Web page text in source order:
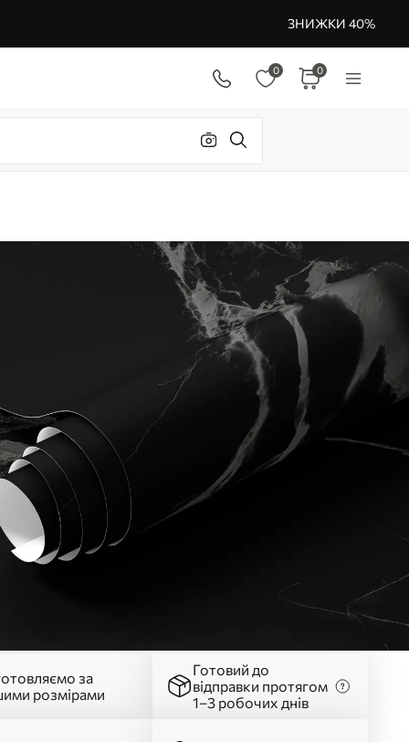
ЗНИЖКИ 40%
0 0
за
розмірами
Готовий до
відправки протягом
1–3 робочих днів